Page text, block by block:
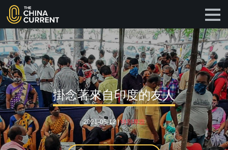
掛念著來自印度的友人
2021-05-12 |特別專題